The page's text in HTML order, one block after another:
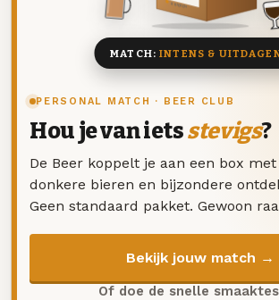
PERSONAL MATCH · BEER CLUB
Hou je van ietsstevigs?
De Beer koppelt je aan een box met
donkere bieren en bijzondere
Geen standaard pakket. Gewoon
Bekijk jouw match →
Of doe de snelle
8 BIEREN
MATCH:INTENS &